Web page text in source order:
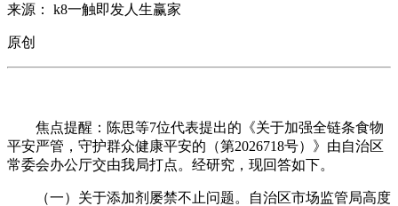
来源： k8一触即发人生赢家
原创
焦点提醒：陈思等7位代表提出的《关于加强全链条食物
平安严管，守护群众健康平安的（第2026718号）》由自治区
常委会办公厅交由我局打点。经研究，现回答如下。
（一）关于添加剂屡禁不止问题。自治区市场监管局高度